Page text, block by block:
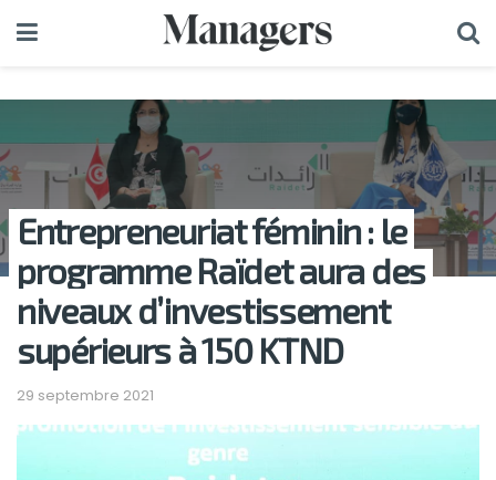
Entrepreneuriat féminin : le
programme Raïdet aura des
niveaux d’investissement
supérieurs à 150 KTND
29 septembre 2021